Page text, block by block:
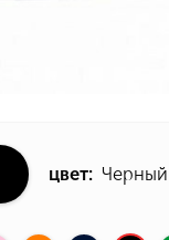
цвет: Черный